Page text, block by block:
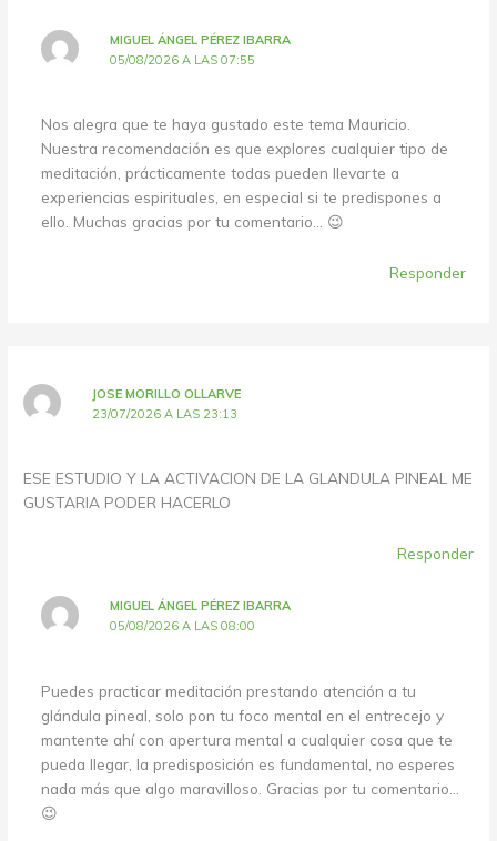
MIGUEL ÁNGEL PÉREZ IBARRA
05/08/2026 A LAS 07:55
Nos alegra que te haya gustado este tema Mauricio.
Nuestra recomendación es que explores cualquier tipo de
meditación, prácticamente todas pueden llevarte a
experiencias espirituales, en especial si te predispones a
ello. Muchas gracias por tu comentario… 😉
Responder
JOSE MORILLO OLLARVE
23/07/2026 A LAS 23:13
ESE ESTUDIO Y LA ACTIVACION DE LA GLANDULA PINEAL ME
GUSTARIA PODER HACERLO
Responder
MIGUEL ÁNGEL PÉREZ IBARRA
05/08/2026 A LAS 08:00
Puedes practicar meditación prestando atención a tu
glándula pineal, solo pon tu foco mental en el entrecejo y
mantente ahí con apertura mental a cualquier cosa que te
pueda llegar, la predisposición es fundamental, no esperes
nada más que algo maravilloso. Gracias por tu comentario…
😉